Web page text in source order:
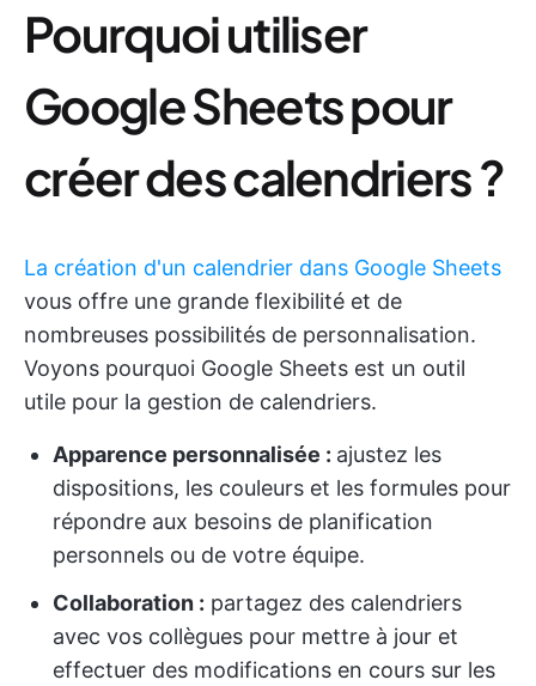
Pourquoi utiliser
Google Sheets pour
créer des calendriers ?
La création d'un calendrier dans Google Sheets
vous offre une grande flexibilité et de
nombreuses possibilités de personnalisation.
Voyons pourquoi Google Sheets est un outil
utile pour la gestion de calendriers.
Apparence personnalisée : ajustez les
dispositions, les couleurs et les formules pour
répondre aux besoins de planification
personnels ou de votre équipe.
Collaboration : partagez des calendriers
avec vos collègues pour mettre à jour et
effectuer des modifications en cours sur les